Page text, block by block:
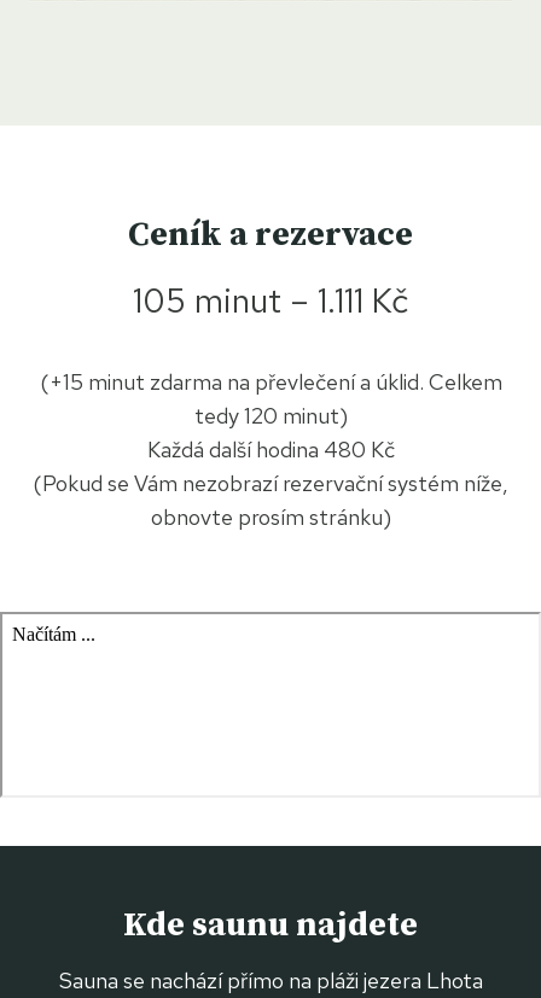
Ceník a rezervace
105 minut – 1.111 Kč
(+15 minut zdarma na převlečení a úklid. Celkem
tedy 120 minut)
Každá další hodina 480 Kč
(Pokud se Vám nezobrazí rezervační systém níže,
obnovte prosím stránku)
Kde saunu najdete
Sauna se nachází přímo na pláži jezera Lhota